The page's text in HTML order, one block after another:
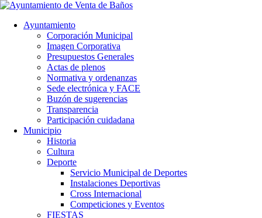
Ayuntamiento
Corporación Municipal
Imagen Corporativa
Presupuestos Generales
Actas de plenos
Normativa y ordenanzas
Sede electrónica y FACE
Buzón de sugerencias
Transparencia
Participación cuidadana
Municipio
Historia
Cultura
Deporte
Servicio Municipal de Deportes
Instalaciones Deportivas
Cross Internacional
Competiciones y Eventos
FIESTAS